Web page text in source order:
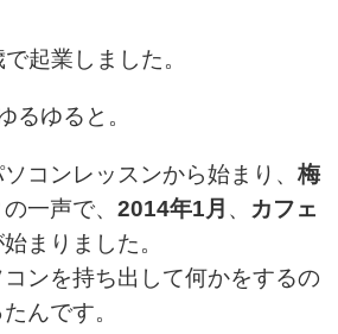
起業しました。
るゆると。
コンレッスンから始まり、 梅
の一声で、 2014年1月 、 カフェ
まりました。
ンを持ち出して何かをするの
んです。